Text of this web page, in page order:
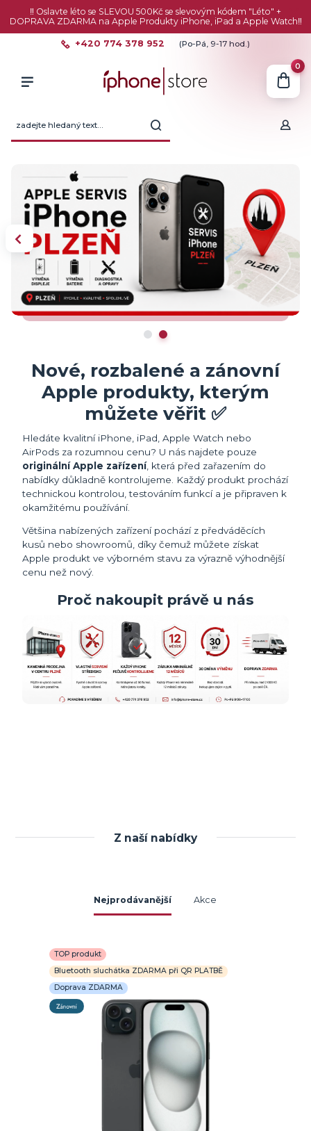
‼️ Oslavte léto se SLEVOU 500Kč se slevovým kódem "Léto" +
DOPRAVA ZDARMA na Apple Produkty iPhone, iPad a Apple Watch‼️
+420 774 378 952 (Po-Pá, 9-17 hod.)
0
Nové, rozbalené a zánovní
Apple produkty, kterým
můžete věřit ✅
Hledáte kvalitní iPhone, iPad, Apple Watch nebo
AirPods za rozumnou cenu? U nás najdete pouze
originální Apple zařízení, která před zařazením do
nabídky důkladně kontrolujeme. Každý produkt prochází
technickou kontrolou, testováním funkcí a je připraven k
okamžitému používání.
Většina nabízených zařízení pochází z předváděcích
kusů nebo showroomů, díky čemuž můžete získat
Apple produkt ve výborném stavu za výrazně výhodnější
cenu než nový.
Proč nakoupit právě u nás
Z naší nabídky
Nejprodávanější Akce
TOP produkt
Bluetooth sluchátka ZDARMA při QR PLATBĚ
Doprava ZDARMA